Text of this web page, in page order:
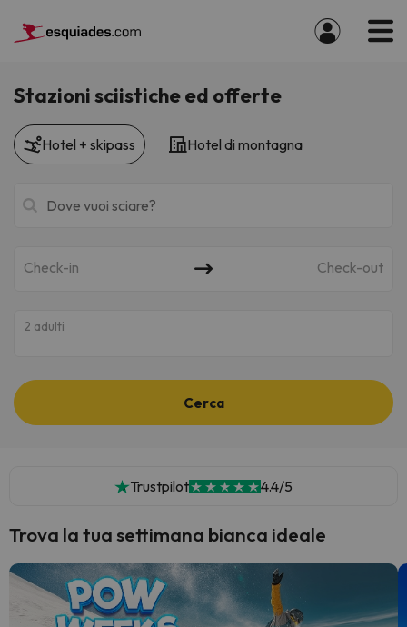
Stazioni sciistiche ed offerte
Hotel + skipass Hotel di montagna
Check-in Check-out
2 adulti
Cerca
Trustpilot 4.4/5
Trova la tua settimana bianca ideale